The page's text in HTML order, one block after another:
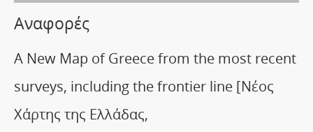
Αναφορές
A New Map of Greece from the most recent
surveys, including the frontier line [Νέος
Χάρτης της Ελλάδας,